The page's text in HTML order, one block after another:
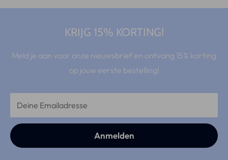
KRIJG 15% KORTING!
Meld je aan voor onze nieuwsbrief en ontvang 15% korting
op jouw eerste bestelling!
Deine Emailadresse
Anmelden